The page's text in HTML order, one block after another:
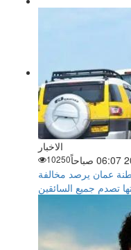
الاخبار
10250
عمان يرصد مخالفة
تصدم جميع السائقين